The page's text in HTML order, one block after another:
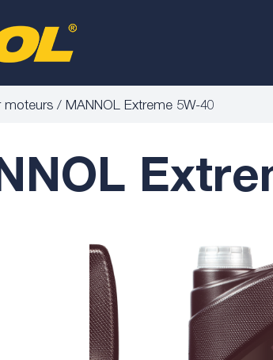
moteurs MANNOL Extreme 5W-40